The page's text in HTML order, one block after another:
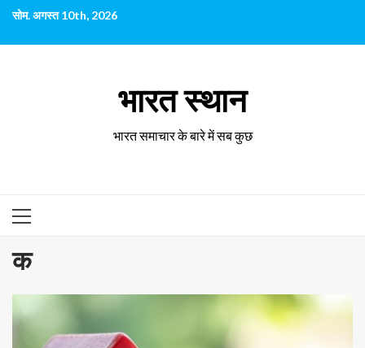
छोड़कर
पर
सोम. अगस्त 10th, 2026
भारत स्थान
भारत समाचार के बारे में सब कुछ
प्राथमिक
क